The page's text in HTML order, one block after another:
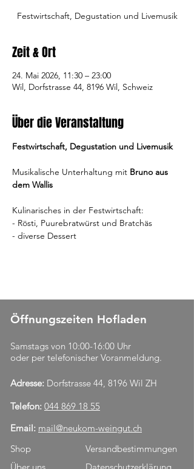
Festwirtschaft, Degustation und Livemusik
Zeit & Ort
24. Mai 2026, 11:30 – 23:00
Wil, Dorfstrasse 44, 8196 Wil, Schweiz
Über die Veranstaltung
Festwirtschaft, Degustation und Livemusik
Musikalische Unterhaltung mit Bruno aus
dem Wallis
Kulinarisches in der Festwirtschaft:
- Rösti, Puurebratwürst und Bratchäs
- diverse Dessert
Öffnungszeiten Hofladen
Samstags von 10:00-16:00 Uhr
oder per telefonischer Voranmeldung.
Adresse: Dorfstrasse 44, 8196 Wil ZH
Telefon: 044 869 18 55
Email: mail@neukom-weingut.ch
Versandbestimmungen
Shop